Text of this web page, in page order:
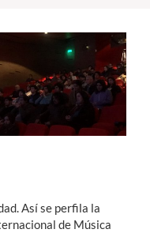
Así se perfila la
de Música